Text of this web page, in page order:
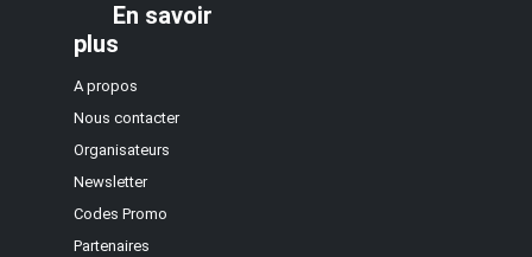
En savoir
plus
A propos
Nous contacter
Organisateurs
Newsletter
Codes Promo
Partenaires